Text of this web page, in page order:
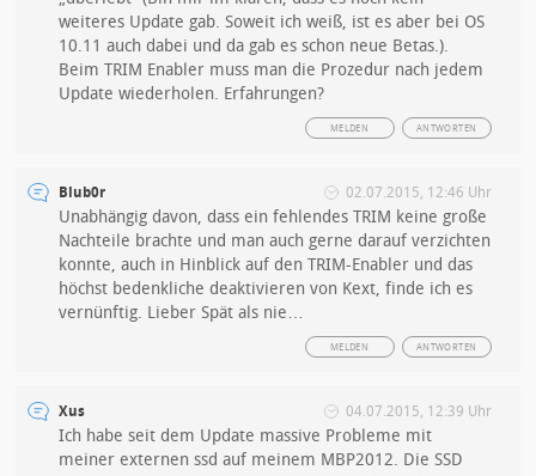
weiteres Update gab. Soweit ich weiß, ist es aber bei OS
10.11 auch dabei und da gab es schon neue Betas.).
Beim TRIM Enabler muss man die Prozedur nach jedem
Update wiederholen. Erfahrungen?
ANTWORTEN
MELDEN
Blub0r 02.07.2015, 12:46 Uhr
Unabhängig davon, dass ein fehlendes TRIM keine große
Nachteile brachte und man auch gerne darauf verzichten
konnte, auch in Hinblick auf den TRIM-Enabler und das
höchst bedenkliche deaktivieren von Kext, finde ich es
vernünftig. Lieber Spät als nie…
ANTWORTEN
MELDEN
Xus 04.07.2015, 12:39 Uhr
Ich habe seit dem Update massive Probleme mit
meiner externen ssd auf meinem MBP2012. Die SSD